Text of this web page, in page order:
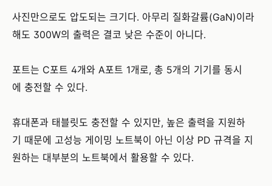
사진만으로도 압도되는 크기다. 아무리 질화갈륨(GaN)이라
해도 300W의 출력은 결코 낮은 수준이 아니다.
포트는 C포트 4개와 A포트 1개로, 총 5개의 기기를 동시
에 충전할 수 있다.
휴대폰과 태블릿도 충전할 수 있지만, 높은 출력을 지원하
기 때문에 고성능 게이밍 노트북이 아닌 이상 PD 규격을 지
원하는 대부분의 노트북에서 활용할 수 있다.